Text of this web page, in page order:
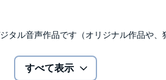
タル音声作品です（オリジナル作品や、
すべて表示